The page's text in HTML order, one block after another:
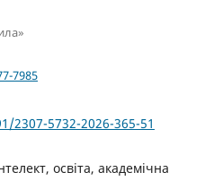
7985
2307-5732-2026-365-51
освіта, академічна